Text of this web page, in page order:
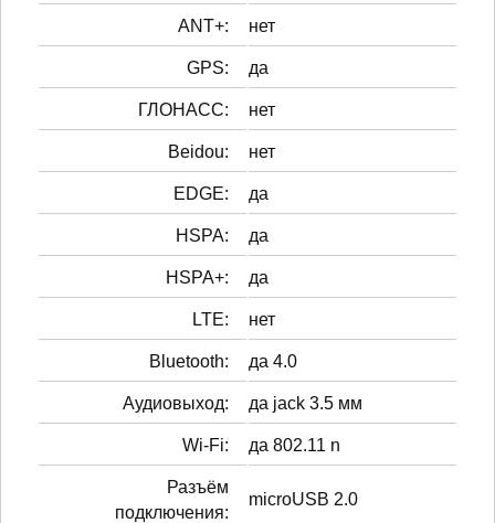
ANT+: нет
GPS: да
ГЛОНАСС: нет
Beidou: нет
EDGE: да
HSPA: да
HSPA+: да
LTE: нет
Bluetooth: да 4.0
Аудиовыход: да jack 3.5 мм
Wi-Fi: да 802.11 n
Разъём
подключения:
microUSB 2.0